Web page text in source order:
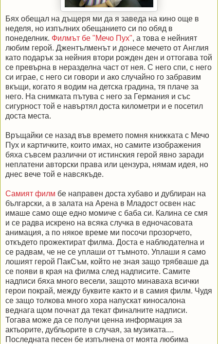
Бях обещал на дъщеря ми да я заведа на кино още в
неделя, но изпълних обещанието си по обяд в
понеделник. Филмът бе "Мечо Пух", а това е нейният
любим герой. Джентълменът и донесе мечето от Англия
като подарък за нейния втори рожден ден и оттогава той
се превърна в неразделна част от нея. С него спи, с него
си играе, с него си говори и ако случайно го забравим
вкъщи, когато я водим на детска градина, тя плаче за
него. На снимката пътува с него за Германия и със
сигурност той е навъртял доста километри и е посетил
доста места.
Връщайки се назад във времето помня книжката с Мечо
Пух и картичките, които имах, но самите изображения
бяха съвсем различни от истинския герой явно заради
неплатени авторски права или цензура, нямам идея, но
днес вече той е навсякъде.
Самият филм бе направен доста хубаво и дублиран на
български, а в залата на Арена в Младост освен нас
имаше само още едно момиче с баба си. Калина се смя
и се радва искрено на всяка случка в едночасовата
анимация, а по някое време ми посочи прозорчето,
откъдето прожектират филма. Доста е наблюдателна и
се радвам, че не се уплаши от тъмното. Уплаши я само
лошият герой ПакСъм, който не зная защо трябваше да
се появи в края на филма след надписите. Самите
надписи бяха много весели, защото минаваха всички
герои покрай, между буквите както и в самия филм. Чудя
се защо толкова много хора напускат киносалона
веднага щом почнат да текат финалните надписи.
Тогава може да се получи ценна информация за
актьорите, дубльорите в случая, за музиката....
Последната песен бе изпълнена от моята любима